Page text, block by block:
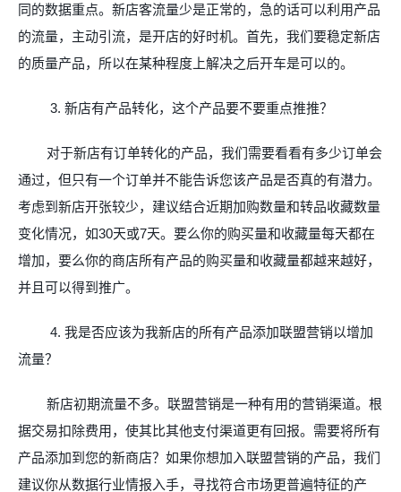
同的数据重点。新店客流量少是正常的，急的话可以利用产品
的流量，主动引流，是开店的好时机。首先，我们要稳定新店
的质量产品，所以在某种程度上解决之后开车是可以的。
3. 新店有产品转化，这个产品要不要重点推推？
对于新店有订单转化的产品，我们需要看看有多少订单会
通过，但只有一个订单并不能告诉您该产品是否真的有潜力。
考虑到新店开张较少，建议结合近期加购数量和转品收藏数量
变化情况，如30天或7天。要么你的购买量和收藏量每天都在
增加，要么你的商店所有产品的购买量和收藏量都越来越好，
并且可以得到推广。
4. 我是否应该为我新店的所有产品添加联盟营销以增加
流量？
新店初期流量不多。联盟营销是一种有用的营销渠道。根
据交易扣除费用，使其比其他支付渠道更有回报。需要将所有
产品添加到您的新商店？如果你想加入联盟营销的产品，我们
建议你从数据行业情报入手，寻找符合市场更普遍特征的产